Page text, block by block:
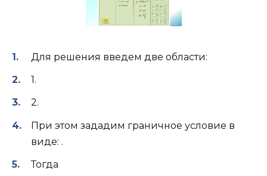
Для решения введем две области:
1.
2.
При этом зададим граничное условие в
виде: .
Тогда